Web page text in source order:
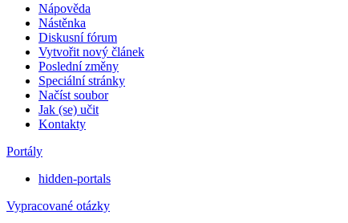
Nápověda
Nástěnka
Diskusní fórum
Vytvořit nový článek
Poslední změny
Speciální stránky
Načíst soubor
Jak (se) učit
Kontakty
Portály
hidden-portals
Vypracované otázky